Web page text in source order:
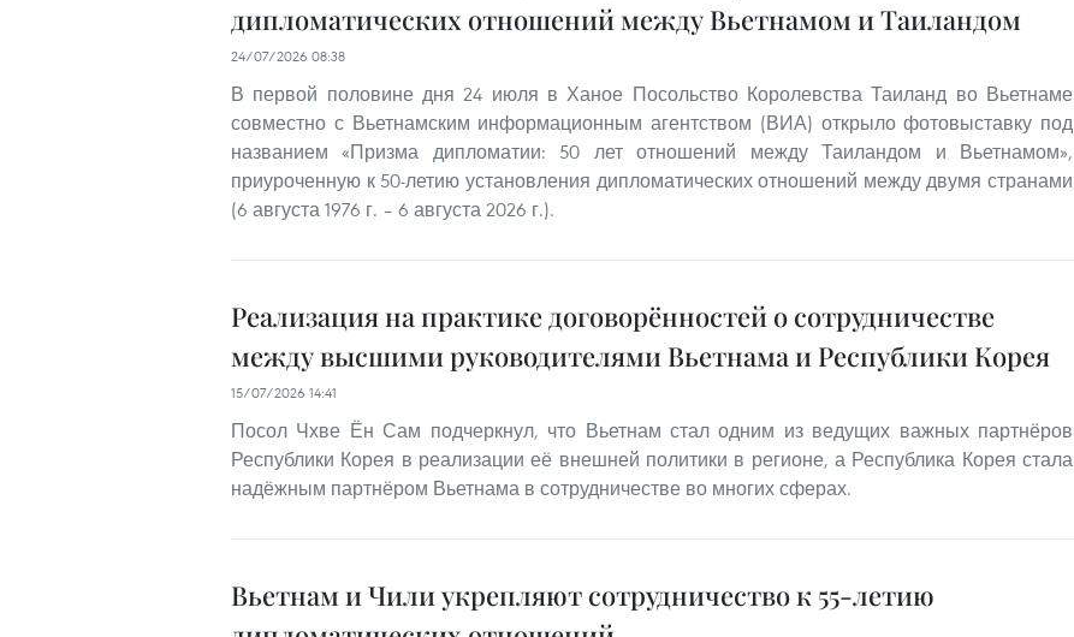
дипломатических отношений между Вьетнамом и Таиландом
24/07/2026 08:38
В первой половине дня 24 июля в Ханое Посольство Королевства Таиланд во Вьетнаме
совместно с Вьетнамским информационным агентством (ВИА) открыло фотовыставку под
названием «Призма дипломатии: 50 лет отношений между Таиландом и Вьетнамом»,
приуроченную к 50-летию установления дипломатических отношений между двумя странами
(6 августа 1976 г. – 6 августа 2026 г.).
Реализация на практике договорённостей о сотрудничестве
между высшими руководителями Вьетнама и Республики Корея
15/07/2026 14:41
Посол Чхве Ён Сам подчеркнул, что Вьетнам стал одним из ведущих важных партнёров
Республики Корея в реализации её внешней политики в регионе, а Республика Корея стала
надёжным партнёром Вьетнама в сотрудничестве во многих сферах.
Вьетнам и Чили укрепляют сотрудничество к 55-летию